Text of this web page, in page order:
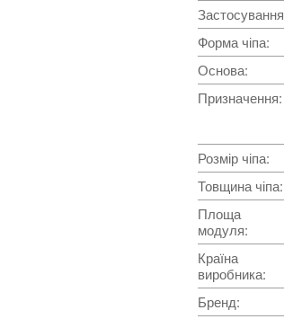
Застосування
Форма чіпа:
Основа:
Призначення:
Розмір чіпа:
Товщина чіпа:
Площа
модуля:
Країна
виробника:
Бренд: